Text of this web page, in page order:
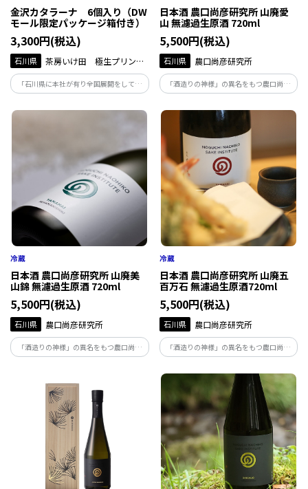
金沢カタラーナ 6個入り（DW
モール限定パッケージ箱付き）
3,300円(税込)
石川県
茶房いけ田 極生プリン専
門店いけ田総本店
「石川県に本社が有り全国展開をしてい
る極生プリン専門店が開発した第二弾の
お土産商品が登場！「金沢カタラーナが
日本酒 農口尚彦研究所 山廃愛
山 無濾過生原酒 720ml
5,500円(税込)
石川県 農口尚彦研究所
「酒造りの神様」の異名をもつ農口尚彦
によって醸された酒は、人生を捧げ、磨き
上げた味。地下93ｍから湧き出る霊峰白
山の雪解け水で仕込む無濾過生原酒は絶
妙な吾味のバランスが整った味わいです。
日本酒 農口尚彦研究所 山廃美
山錦 無濾過生原酒 720ml
5,500円(税込)
石川県 農口尚彦研究所
「酒造りの神様」の異名をもつ農口尚彦
によって醸された酒は、人生を捧げ、磨き
山の雪解け水で仕込む無濾過生原酒は絶
妙な吾味のバランスが整った味わいです。
日本酒 農口尚彦研究所 山廃五
百万石 無濾過生原酒720ml
5,500円(税込)
石川県 農口尚彦研究所
「酒造りの神様」の異名をもつ農口尚彦
によって醸された酒は、人生を捧げ、磨き
上げた味。地下93ｍから湧き出る霊峰白
山の雪解け水で仕込む無濾過生原酒は絶
妙な吾味のバランスが整った味わいです。